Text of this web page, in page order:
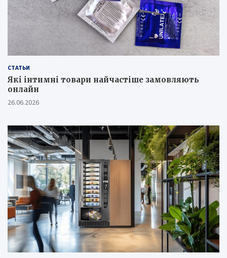
СТАТЬИ
Які інтимні товари найчастіше замовляють
онлайн
26.06.2026